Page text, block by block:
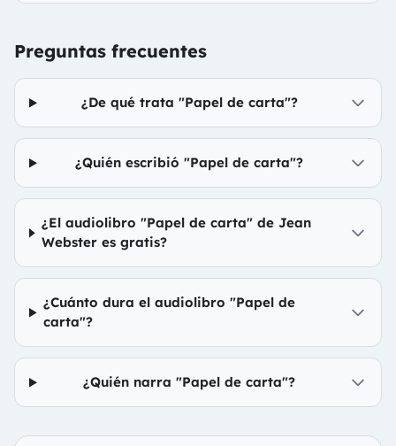
Preguntas frecuentes
¿De qué trata "Papel de carta"?
¿Quién escribió "Papel de carta"?
¿El audiolibro "Papel de carta" de Jean
Webster es gratis?
¿Cuánto dura el audiolibro "Papel de
carta"?
¿Quién narra "Papel de carta"?